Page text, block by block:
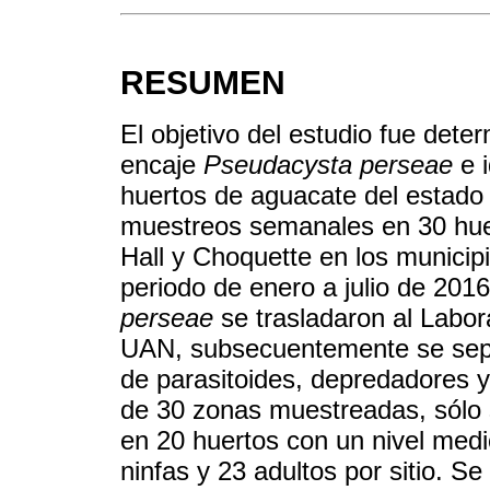
RESUMEN
El objetivo del estudio fue
encaje Pseudacysta perseae e
huertos de aguacate del
muestreos semanales en 30
Hall y Choquette en los
periodo de enero a julio de
perseae se trasladaron al
UAN, subsecuentemente se
de parasitoides, depredadores
de 30 zonas muestreadas,
en 20 huertos con un nivel
ninfas y 23 adultos por sitio.